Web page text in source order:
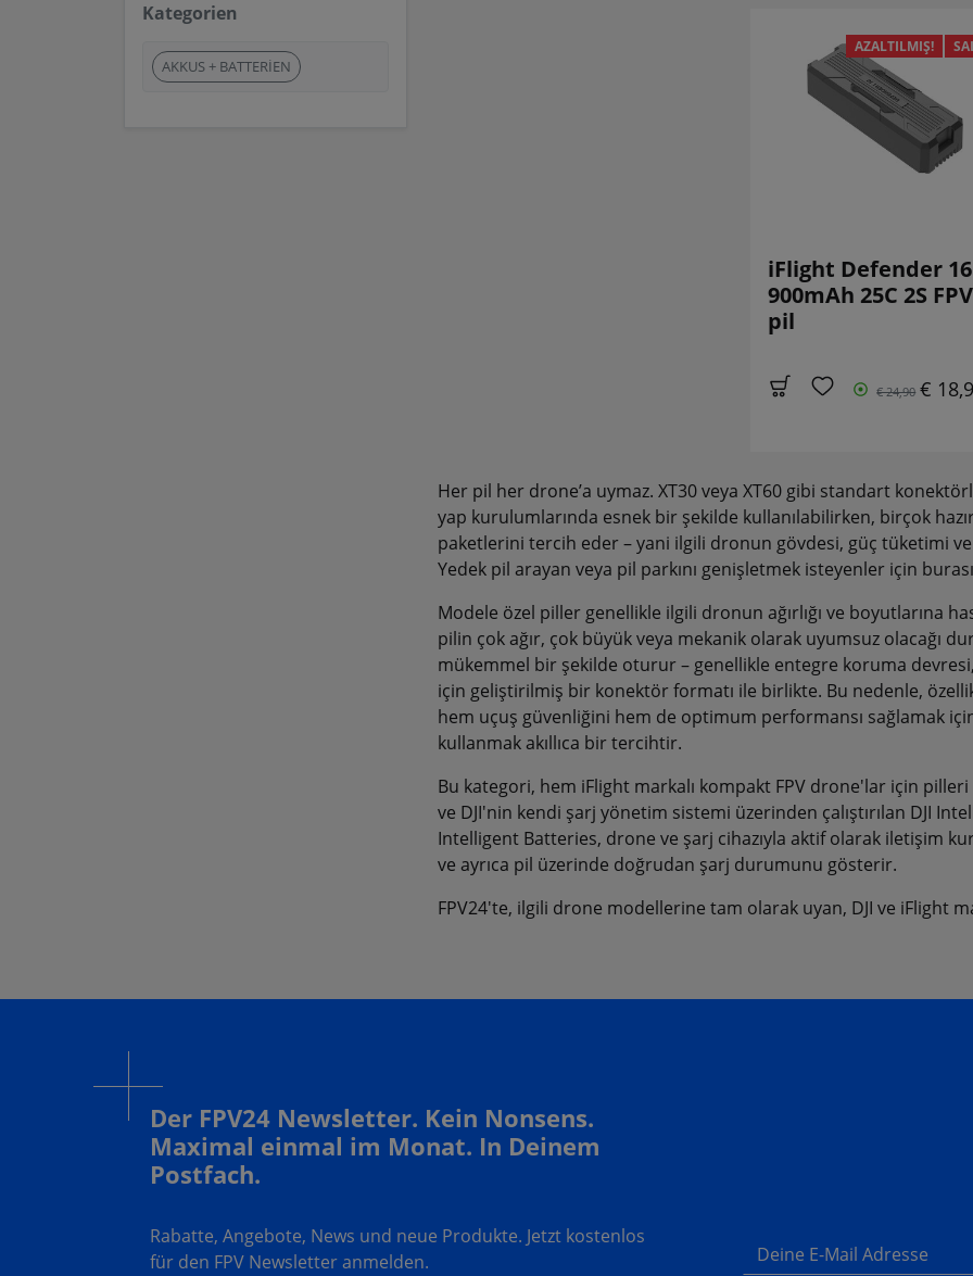
Kategorien
AKKUS + BATTERIEN
AZALTILMIŞ!
iFlight Defender 16
900mAh 25C 2S FPV
pil
€ 24,90 €
Her pil her drone’a uymaz. XT30 veya XT60 gibi standart
yap kurulumlarında esnek bir şekilde kullanılabilirken, birçok
paketlerini tercih eder – yani ilgili dronun gövdesi, güç tüketimi
Yedek pil arayan veya pil parkını genişletmek isteyenler için
Modele özel piller genellikle ilgili dronun ağırlığı ve boyutlarına
pilin çok ağır, çok büyük veya mekanik olarak uyumsuz olacağı
mükemmel bir şekilde oturur – genellikle entegre koruma
için geliştirilmiş bir konektör formatı ile birlikte. Bu nedenle,
hem uçuş güvenliğini hem de optimum performansı sağlamak
kullanmak akıllıca bir tercihtir.
Bu kategori, hem iFlight markalı kompakt FPV drone'lar için
ve DJI'nin kendi şarj yönetim sistemi üzerinden çalıştırılan DJI
Intelligent Batteries, drone ve şarj cihazıyla aktif olarak iletişim
ve ayrıca pil üzerinde doğrudan şarj durumunu gösterir.
FPV24'te, ilgili drone modellerine tam olarak uyan, DJI ve iFlight
Der FPV24 Newsletter. Kein Nonsens.
Maximal einmal im Monat. In Deinem
Postfach.
Rabatte, Angebote, News und neue Produkte. Jetzt kostenlos
für den FPV Newsletter anmelden.
Deine E-Mail Adresse